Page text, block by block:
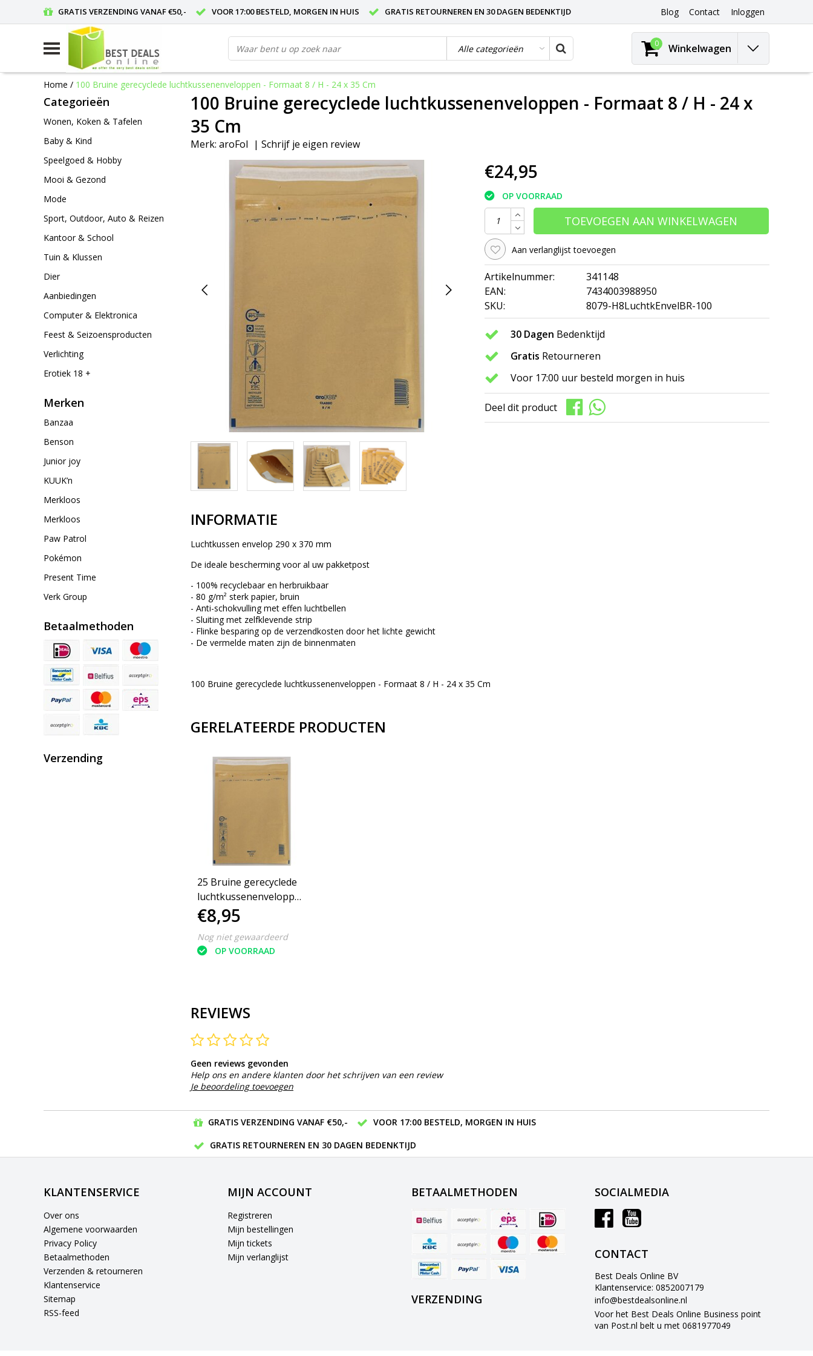
GRATIS VERZENDING VANAF €50,- VOOR 17:00 BESTELD, MORGEN IN HUIS GRATIS RETOURNEREN EN 30 DAGEN BEDENKTIJD Blog Contact Inloggen
0 Winkelwagen
Home / 100 Bruine gerecyclede luchtkussenenveloppen - Formaat 8 / H - 24 x 35 Cm
Categorieën
Wonen, Koken & Tafelen
Baby & Kind
Speelgoed & Hobby
Mooi & Gezond
Mode
Sport, Outdoor, Auto & Reizen
Kantoor & School
Tuin & Klussen
Dier
Aanbiedingen
Computer & Elektronica
Feest & Seizoensproducten
Verlichting
Erotiek 18 +
Merken
Banzaa
Benson
Junior joy
KUUK’n
Merkloos
Merkloos
Paw Patrol
Pokémon
Present Time
Verk Group
Betaalmethoden
Verzending
100 Bruine gerecyclede luchtkussenenveloppen - Formaat 8 / H - 24 x
35 Cm
Merk: aroFol | Schrijf je eigen review
€24,95
OP VOORRAAD
TOEVOEGEN AAN WINKELWAGEN
Aan verlanglijst toevoegen
Artikelnummer:
341148
EAN:
7434003988950
SKU:
8079-H8LuchtkEnvelBR-100
30 Dagen Bedenktijd
Gratis Retourneren
Voor 17:00 uur besteld morgen in huis
Deel dit product
INFORMATIE
Luchtkussen envelop 290 x 370 mm
De ideale bescherming voor al uw pakketpost
- 100% recyclebaar en herbruikbaar
- 80 g/m² sterk papier, bruin
- Anti-schokvulling met effen luchtbellen
- Sluiting met zelfklevende strip
- Flinke besparing op de verzendkosten door het lichte gewicht
- De vermelde maten zijn de binnenmaten
100 Bruine gerecyclede luchtkussenenveloppen - Formaat 8 / H - 24 x 35 Cm
GERELATEERDE PRODUCTEN
25 Bruine gerecyclede
luchtkussenenveloppen
- Formaat 8 / H - 24 x 35
Cm
€8,95
Nog niet gewaardeerd
OP VOORRAAD
REVIEWS
Geen reviews gevonden
Help ons en andere klanten door het schrijven van een review
Je beoordeling toevoegen
GRATIS VERZENDING VANAF €50,-
VOOR 17:00 BESTELD, MORGEN IN HUIS
GRATIS RETOURNEREN EN 30 DAGEN BEDENKTIJD
KLANTENSERVICE
Over ons
Algemene voorwaarden
Privacy Policy
Betaalmethoden
Verzenden & retourneren
Klantenservice
Sitemap
RSS-feed
MIJN ACCOUNT
Registreren
Mijn bestellingen
Mijn tickets
Mijn verlanglijst
BETAALMETHODEN
VERZENDING
SOCIALMEDIA
CONTACT
Best Deals Online BV
Klantenservice: 0852007179
info@bestdealsonline.nl
Voor het Best Deals Online Business point
van Post.nl belt u met 0681977049